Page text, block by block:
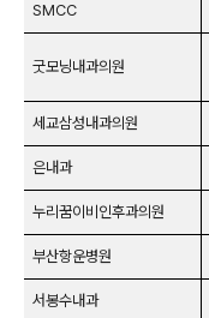
SMCC
굿모닝내과의원
세교삼성내과의원
은내과
누리꿈이비인후과의원
부산항운병원
서봉수내과